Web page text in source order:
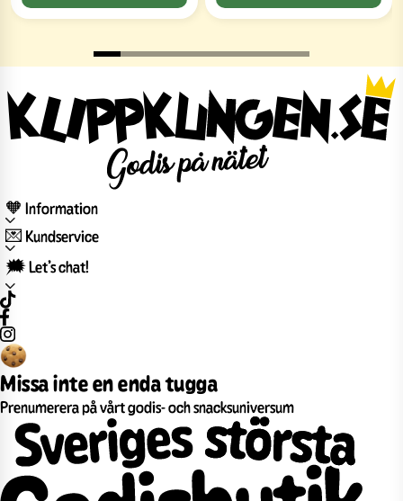
🧡 Information
💌 Kundservice
🗯️ Let’s chat!
Missa inte en enda tugga
Prenumerera på vårt godis- och snacksuniversum